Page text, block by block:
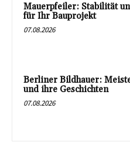
Mauerpfeiler: Stabilität
für Ihr Bauprojekt
07.08.2026
Berliner Bildhauer:
und ihre Geschichten
07.08.2026